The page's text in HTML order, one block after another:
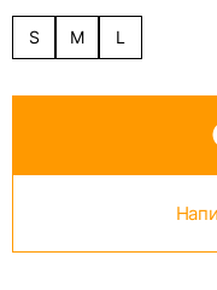
S M L